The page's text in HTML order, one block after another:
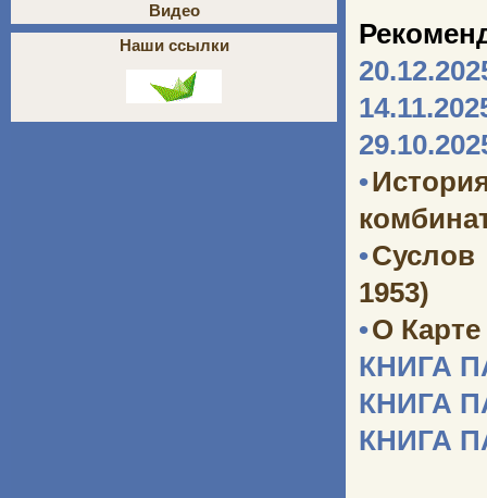
•
•
1953)
•О
КНИГА
КНИГА
КНИГА
Видео
Наши ссылки